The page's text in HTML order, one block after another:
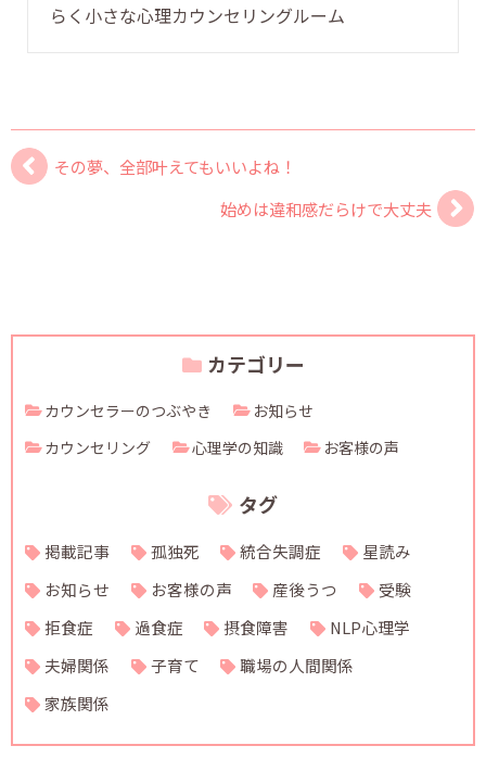
らく小さな心理カウンセリングルーム
その夢、全部叶えてもいいよね！
始めは違和感だらけで大丈夫
カテゴリー
カウンセラーのつぶやき
お知らせ
カウンセリング
心理学の知識 お客様の声
タグ
掲載記事 孤独死 統合失調症
星読み
お知らせ
お客様の声 産後うつ
受験
拒食症
過食症 摂食障害
NLP心理学
夫婦関係
子育て
職場の人間関係
家族関係